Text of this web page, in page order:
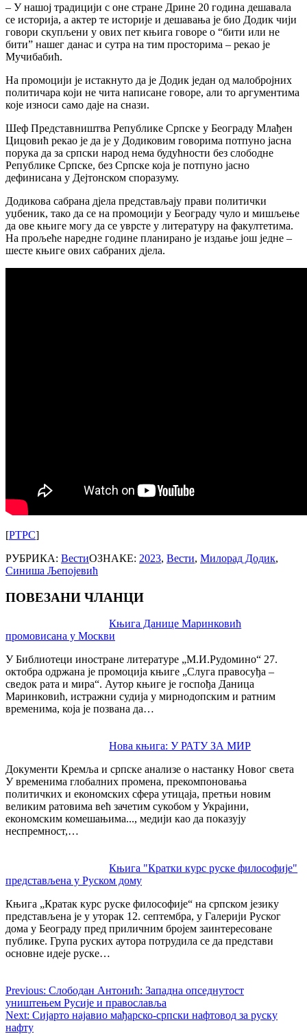
– У нашој традицији с оне стране Дрине 20 година дешавала
се историја, а актер те историје и дешавања је био Додик чији
говори скупљени у ових пет књига говоре о “бити или не
бити” нашег данас и сутра на тим просторима – рекао је
Мучибабић.
На промоцији је истакнуто да је Додик један од малобројних
политичара који не чита написане говоре, али то аргументима
које износи само даје на снази.
Шеф Представништва Републике Српске у Београду Млађен
Цицовић рекао је да је у Додиковим говорима потпуно јасна
порука да за српски народ нема будућности без слободне
Републике Српске, без Српске која је потпуно јасно
дефинисана у Дејтонском споразуму.
Додикова сабрана дјела представљају прави политички
уџбеник, тако да се на промоцији у Београду чуло и мишљење
да ове књиге могу да се уврсте у литературу на факултетима.
На прољеће наредне године планирано је издање још једне –
шесте књиге ових сабраних дјела.
[РТРС]
РУБРИКА: ВестиОЗНАКЕ: 2023, Вести, Милорад Додик,
Синиша Љепојевић
ПОВЕЗАНИ ЧЛАНЦИ
Књига Данице Маринковић
промовисана у Москви
У Библиотеци иностране литературе „М.И.Рудомино“ 27.
октобра одржана је промоција књиге „Слуга правосуђа –
сведок рата и мира“. Аутор књиге је госпођа Даница
Маринковић, истражни судија у мирнодопским и ратним
временима, која је позвана да…
Нова књига: У РАТУ ЗА МИР
Документи Кремља и српске анализе о настанку Новог света
У временима глобалних промена, прекомпоновања
политичких и економских сфера утицаја, претњи новим
великим ратовима већ зачетим сукобом у Украјини,
економским комешањима..., медији као да показују
неспремност,…
Књига "Кратки курс руске философије"
представљена у Руском дому
Књига „Кратак курс руске философије“ на српском језику
представљена је у уторак 12. септембра, у Галерији Руског
дома у Београду пред приличним бројем заинтересоване
публике. Група руских аутора потрудила се да представи
основне идеје руске…
navigation
Previous: Слободан Антонић: Западна опседнутост
уништењем Русије и православља
Next: Сијарто најавио мађарско-српски нафтовод за руску
нафту